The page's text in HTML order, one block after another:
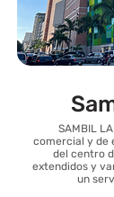
Encabezado 6
Encabezado 6
SAMBIL
comercial y de
del centro
extendidos y
un